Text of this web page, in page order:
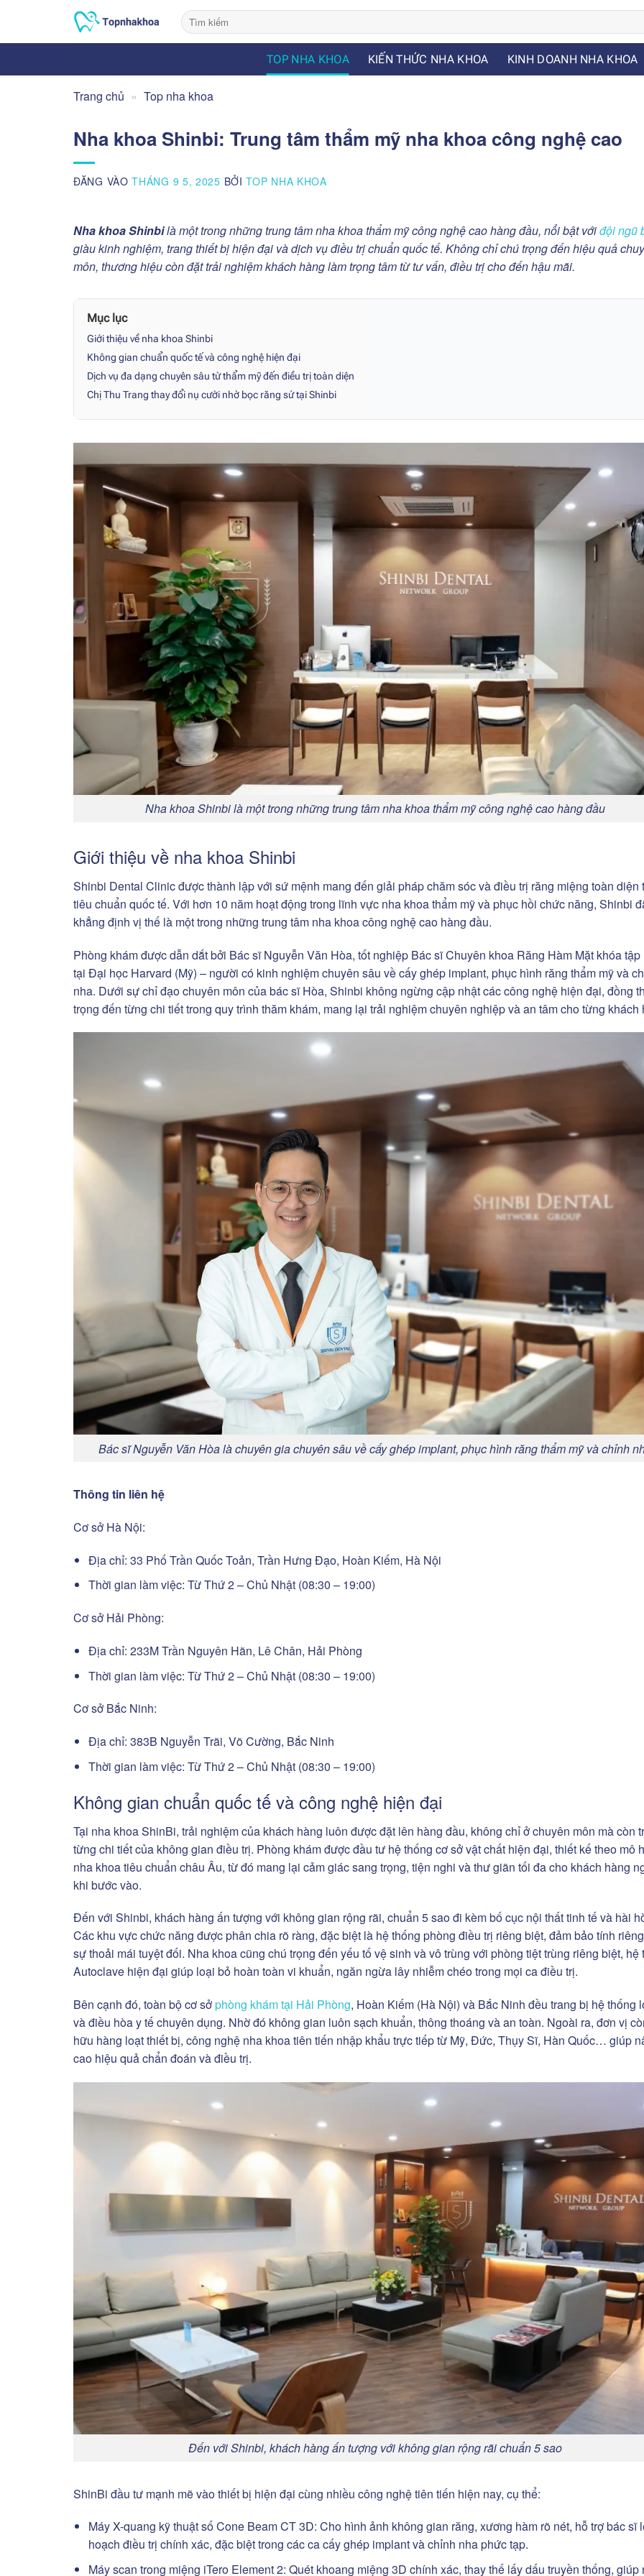
nội
TOP NHA KHOA KIẾN THỨC NHA KHOA KINH DOANH NHA KHOA
Trang chủ » Top nha khoa
Nha khoa Shinbi: Trung tâm thẩm mỹ nha khoa công nghệ cao
ĐĂNG VÀOTHÁNG 9 5, 2025 BỞITOP NHA KHOA
Nha khoa Shinbilà một trong những trung tâm nha khoa thẩm mỹ công nghệ cao hàng đầu, nổi bật vớiđội ngũ
giàu kinh nghiệm, trang thiết bị hiện đại và dịch vụ điều trị chuẩn quốc tế. Không chỉ chú trọng đến hiệu quả
môn, thương hiệu còn đặt trải nghiệm khách hàng làm trọng tâm từ tư vấn, điều trị cho đến hậu mãi.
Mục lục
Giới thiệu về nha khoa Shinbi
Không gian chuẩn quốc tế và công nghệ hiện đại
Dịch vụ đa dạng chuyên sâu từ thẩm mỹ đến điều trị toàn diện
Chị Thu Trang thay đổi nụ cười nhờ bọc răng sứ tại Shinbi
Nha khoa Shinbi là một trong những trung tâm nha khoa thẩm mỹ công nghệ cao hàng đầu
Giới thiệu về nha khoa Shinbi
Shinbi Dental Clinic được thành lập với sứ mệnh mang đến giải pháp chăm sóc và điều trị răng miệng toàn diện
tiêu chuẩn quốc tế. Với hơn 10 năm hoạt động trong lĩnh vực nha khoa thẩm mỹ và phục hồi chức năng, Shinbi
khẳng định vị thế là một trong những trung tâm nha khoa công nghệ cao hàng đầu.
Phòng khám được dẫn dắt bởi Bác sĩ Nguyễn Văn Hòa, tốt nghiệp Bác sĩ Chuyên khoa Răng Hàm Mặt khóa tập
tại Đại học Harvard (Mỹ) – người có kinh nghiệm chuyên sâu về cấy ghép implant, phục hình răng thẩm mỹ và
nha. Dưới sự chỉ đạo chuyên môn của bác sĩ Hòa, Shinbi không ngừng cập nhật các công nghệ hiện đại, đồng
trọng đến từng chi tiết trong quy trình thăm khám, mang lại trải nghiệm chuyên nghiệp và an tâm cho từng khách
Bác sĩ Nguyễn Văn Hòa là chuyên gia chuyên sâu về cấy ghép implant, phục hình răng thẩm mỹ và chỉnh
Thông tin liên hệ
Cơ sở Hà Nội:
Địa chỉ: 33 Phố Trần Quốc Toản, Trần Hưng Đạo, Hoàn Kiếm, Hà Nội
Thời gian làm việc: Từ Thứ 2 – Chủ Nhật (08:30 – 19:00)
Cơ sở Hải Phòng:
Địa chỉ: 233M Trần Nguyên Hãn, Lê Chân, Hải Phòng
Thời gian làm việc: Từ Thứ 2 – Chủ Nhật (08:30 – 19:00)
Cơ sở Bắc Ninh:
Địa chỉ: 383B Nguyễn Trãi, Võ Cường, Bắc Ninh
Thời gian làm việc: Từ Thứ 2 – Chủ Nhật (08:30 – 19:00)
Không gian chuẩn quốc tế và công nghệ hiện đại
Tại nha khoa ShinBi, trải nghiệm của khách hàng luôn được đặt lên hàng đầu, không chỉ ở chuyên môn mà còn
từng chi tiết của không gian điều trị. Phòng khám được đầu tư hệ thống cơ sở vật chất hiện đại, thiết kế theo mô
nha khoa tiêu chuẩn châu Âu, từ đó mang lại cảm giác sang trọng, tiện nghi và thư giãn tối đa cho khách hàng
khi bước vào.
Đến với Shinbi, khách hàng ấn tượng với không gian rộng rãi, chuẩn 5 sao đi kèm bố cục nội thất tinh tế và hài
Các khu vực chức năng được phân chia rõ ràng, đặc biệt là hệ thống phòng điều trị riêng biệt, đảm bảo tính
sự thoải mái tuyệt đối. Nha khoa cũng chú trọng đến yếu tố vệ sinh và vô trùng với phòng tiệt trùng riêng biệt, hệ
Autoclave hiện đại giúp loại bỏ hoàn toàn vi khuẩn, ngăn ngừa lây nhiễm chéo trong mọi ca điều trị.
Bên cạnh đó, toàn bộ cơ sởphòng khám tại Hải Phòng, Hoàn Kiếm (Hà Nội) và Bắc Ninh đều trang bị hệ thống
và điều hòa y tế chuyên dụng. Nhờ đó không gian luôn sạch khuẩn, thông thoáng và an toàn. Ngoài ra, đơn vị
hữu hàng loạt thiết bị, công nghệ nha khoa tiên tiến nhập khẩu trực tiếp từ Mỹ, Đức, Thụy Sĩ, Hàn Quốc… giúp
cao hiệu quả chẩn đoán và điều trị.
Đến với Shinbi, khách hàng ấn tượng với không gian rộng rãi chuẩn 5 sao
ShinBi đầu tư mạnh mẽ vào thiết bị hiện đại cùng nhiều công nghệ tiên tiến hiện nay, cụ thể:
Máy X-quang kỹ thuật số Cone Beam CT 3D: Cho hình ảnh không gian răng, xương hàm rõ nét, hỗ trợ bác sĩ
hoạch điều trị chính xác, đặc biệt trong các ca cấy ghép implant và chỉnh nha phức tạp.
Máy scan trong miệng iTero Element 2: Quét khoang miệng 3D chính xác, thay thế lấy dấu truyền thống, giúp